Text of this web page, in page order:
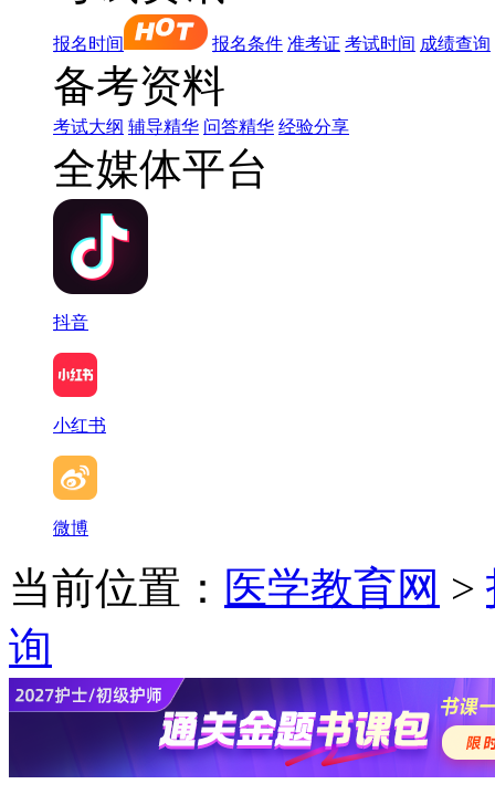
报名时间 报名条件 准考证 考试时间 成绩查询
备考资料
考试大纲 辅导精华 问答精华 经验分享
全媒体平台
抖音
小红书
微博
当前位置： 医学教育网 >
询